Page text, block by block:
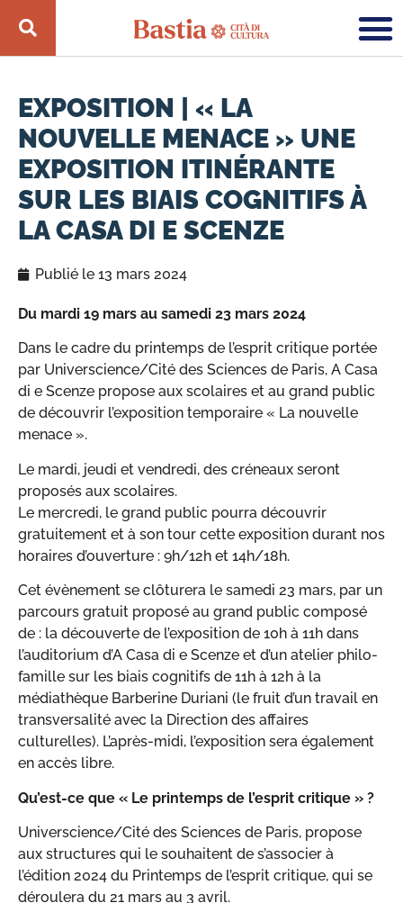
EXPOSITION | « LA
NOUVELLE MENACE » UNE
EXPOSITION ITINÉRANTE
SUR LES BIAIS COGNITIFS À
LA CASA DI E SCENZE
Publié le 13 mars 2024
Du mardi 19 mars au samedi 23 mars 2024
Dans le cadre du printemps de l’esprit critique portée
par Universcience/Cité des Sciences de Paris, A Casa
di e Scenze propose aux scolaires et au grand public
de découvrir l’exposition temporaire « La nouvelle
menace ».
Le mardi, jeudi et vendredi, des créneaux seront
proposés aux scolaires.
Le mercredi, le grand public pourra découvrir
gratuitement et à son tour cette exposition durant nos
horaires d’ouverture : 9h/12h et 14h/18h.
Cet évènement se clôturera le samedi 23 mars, par un
parcours gratuit proposé au grand public composé
de : la découverte de l’exposition de 10h à 11h dans
l’auditorium d’A Casa di e Scenze et d’un atelier philo-
famille sur les biais cognitifs de 11h à 12h à la
médiathèque Barberine Duriani (le fruit d’un travail en
transversalité avec la Direction des affaires
culturelles). L’après-midi, l’exposition sera également
en accès libre.
Qu’est-ce que « Le printemps de l’esprit critique » ?
Universcience/Cité des Sciences de Paris, propose
aux structures qui le souhaitent de s’associer à
l’édition 2024 du Printemps de l’esprit critique, qui se
déroulera du 21 mars au 3 avril.